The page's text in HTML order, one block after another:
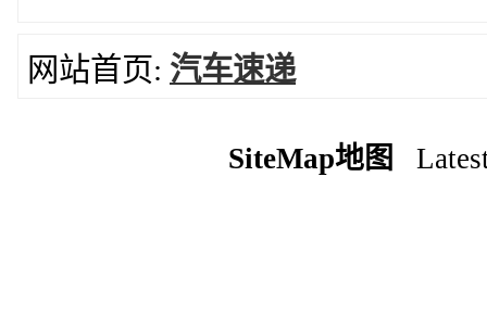
网站首页: 汽车速递
SiteMap地图